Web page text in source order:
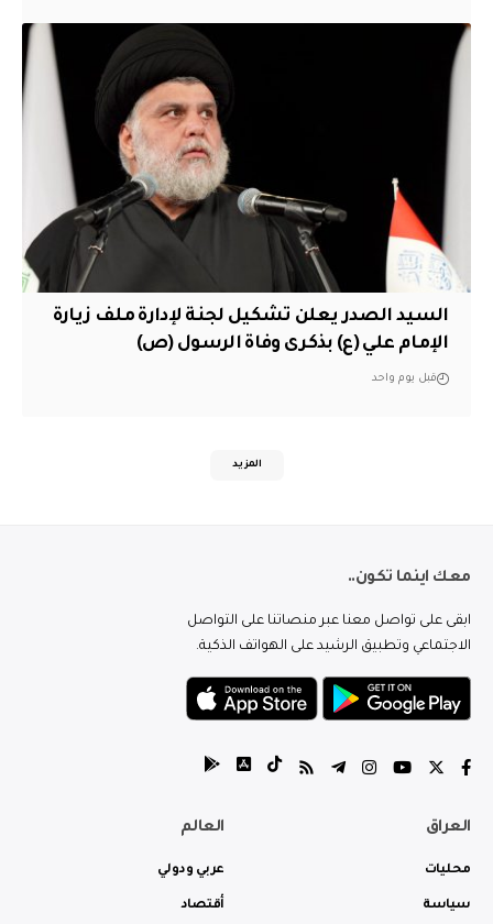
السيد الصدر يعلن تشكيل لجنة لإدارة ملف زيارة
الإمام علي (ع) بذكرى وفاة الرسول (ص)
قبل يوم واحد
المزيد
معك اينما تكون..
ابقى على تواصل معنا عبر منصاتنا على التواصل
الاجتماعي وتطبيق الرشيد على الهواتف الذكية.
العراق
محليات
سياسة
العالم
عربي ودولي
أقتصاد